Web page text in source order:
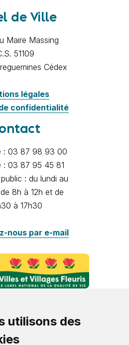
utilisons des
de Ville
Maire Massing
51109
Cédex
légales
confidentialité
: 03 87 98 93 00
: 03 87 95 45 81
: du lundi au
8h à 12h et de
à 17h30
nous par e-mail